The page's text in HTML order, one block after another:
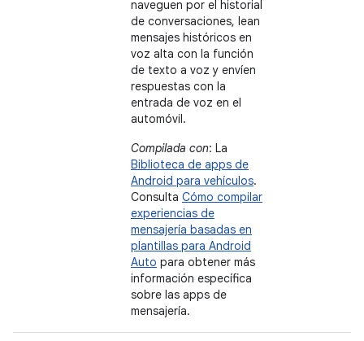
naveguen por el historial
de conversaciones, lean
mensajes históricos en
voz alta con la función
de texto a voz y envíen
respuestas con la
entrada de voz en el
automóvil.
Compilada con: La
Biblioteca de apps de
Android para vehículos.
Consulta Cómo compilar
experiencias de
mensajería basadas en
plantillas para Android
Auto para obtener más
información específica
sobre las apps de
mensajería.